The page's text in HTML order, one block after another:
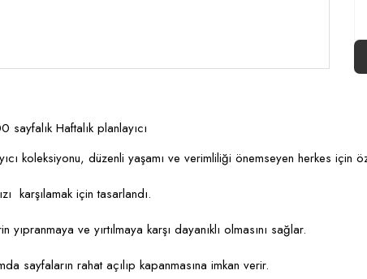
Haftalık planlayıcı
koleksiyonu, düzenli yaşamı ve verimliliği önemseyen herkes için
karşılamak için tasarlandı.
ve yırtılmaya karşı dayanıklı olmasını sağlar.
sayfaların rahat açılıp kapanmasına imkan verir.